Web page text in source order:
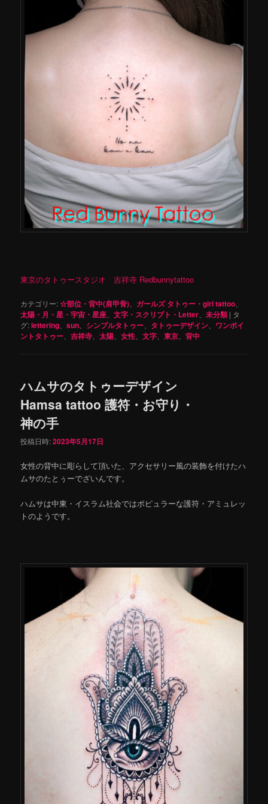
東京のタトゥースタジオ 吉祥寺 Redbunnytattoo
カテゴリー:☆部位・背中(肩甲骨) ガールズ タトゥー・girl tattoo
太陽・月・星・宇宙・星座 、文字・スクリプト・Letter 、未分類 | タ
グ:lettering 、sun シンプルタトゥー タトゥーデザイン
ワンポイ
ントタトゥー 、吉祥寺 、太陽 、女性 、文字 、東京 、背中
ハムサのタトゥーデザイン
Hamsa tattoo 護符・お守り・
神の手
投稿日時:2023年5月17日
女性の背中に彫らして頂いた、アクセサリー風の装飾を付けたハ
ムサのたとぅーでざいんです。
ハムサは中東・イスラム社会ではポピュラーな護符・アミュレッ
トのようです。